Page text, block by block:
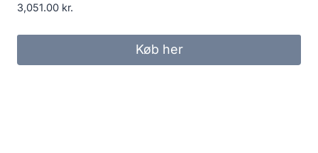
3,051.00 kr.
Køb her